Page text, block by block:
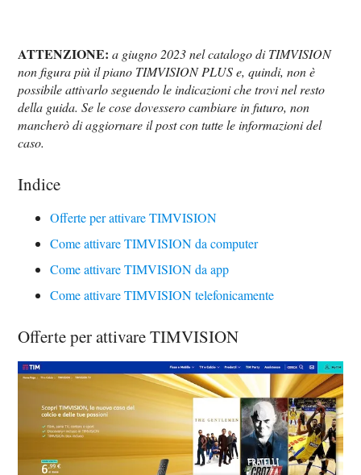
ATTENZIONE: a giugno 2023 nel catalogo di TIMVISION
non figura più il piano TIMVISION PLUS e, quindi, non è
possibile attivarlo seguendo le indicazioni che trovi nel resto
della guida. Se le cose dovessero cambiare in futuro, non
mancherò di aggiornare il post con tutte le informazioni del
caso.
Indice
Offerte per attivare TIMVISION
Come attivare TIMVISION da computer
Come attivare TIMVISION da app
Come attivare TIMVISION telefonicamente
Offerte per attivare TIMVISION